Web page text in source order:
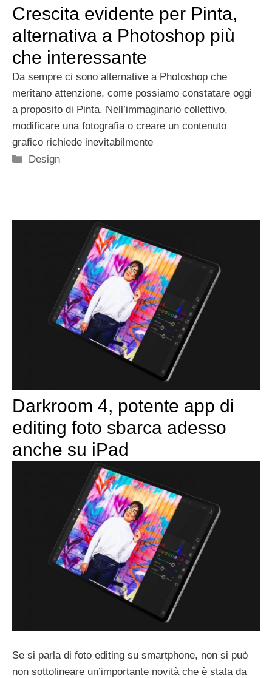
Crescita evidente per Pinta,
alternativa a Photoshop più
che interessante
Da sempre ci sono alternative a Photoshop che
meritano attenzione, come possiamo constatare oggi
a proposito di Pinta. Nell’immaginario collettivo,
modificare una fotografia o creare un contenuto
grafico richiede inevitabilmente
Categorie
Design
Darkroom 4, potente app di
editing foto sbarca adesso
anche su iPad
Se si parla di foto editing su smartphone, non si può
non sottolineare un’importante novità che è stata da